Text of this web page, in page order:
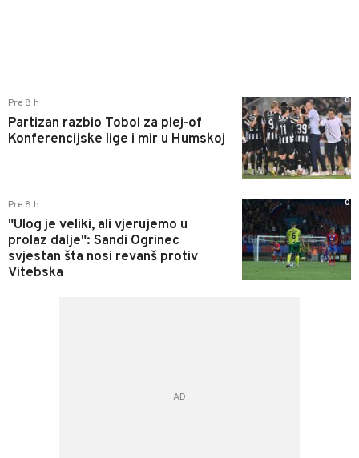
Pre 8 h
Partizan razbio Tobol za plej-of
Konferencijske lige i mir u Humskoj
0
Pre 8 h
"Ulog je veliki, ali vjerujemo u
prolaz dalje": Sandi Ogrinec
svjestan šta nosi revanš protiv
Vitebska
0